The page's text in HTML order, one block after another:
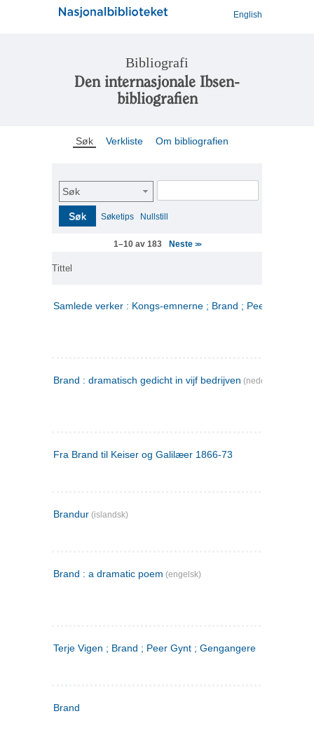
English
Bibliografi
Den internasjonale Ibsen-
bibliografien
Søk Verkliste Om bibliografien
Søk
Søk Søketips Nullstill
1–10 av 183 Neste >>
Tittel
Samlede verker : Kongs-emnerne ; Brand ; Peer Gynt. 2
Brand : dramatisch gedicht in vijf bedrijven (nederlandsk)
Fra Brand til Keiser og Galilæer 1866-73
Brandur (islandsk)
Brand : a dramatic poem (engelsk)
Terje Vigen ; Brand ; Peer Gynt ; Gengangere
Brand